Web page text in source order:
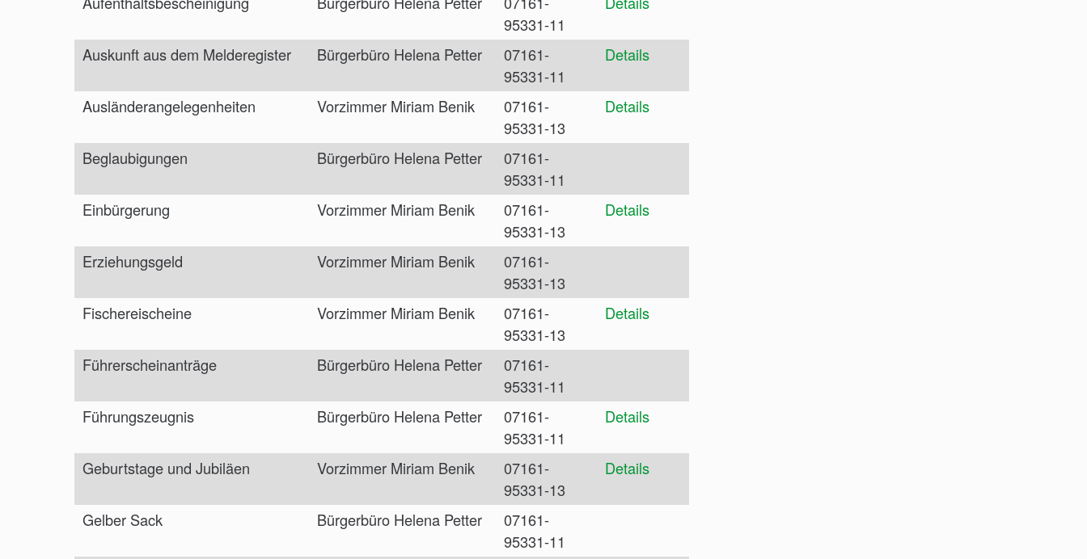
95331-11
Auskunft aus dem Melderegister Bürgerbüro Helena Petter
07161-
95331-11
Details
Ausländerangelegenheiten Vorzimmer Miriam Benik
07161-
95331-13
Details
Beglaubigungen Bürgerbüro Helena Petter
07161-
95331-11
Einbürgerung
Vorzimmer Miriam Benik
07161-
95331-13
Details
Erziehungsgeld Vorzimmer Miriam Benik
07161-
95331-13
Fischereischeine
Vorzimmer Miriam Benik
07161-
95331-13
Details
Führerscheinanträge Bürgerbüro Helena Petter
07161-
95331-11
Führungszeugnis
Bürgerbüro Helena Petter
07161-
95331-11
Details
Geburtstage und Jubiläen Vorzimmer Miriam Benik
07161-
95331-13
Details
Gelber Sack Bürgerbüro Helena Petter
07161-
95331-11